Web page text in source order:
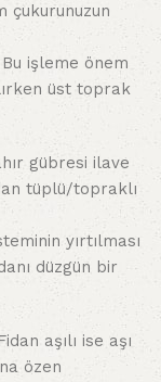
çukurunuzun
işleme önem
üst toprak
gübresi ilave
tüplü/topraklı
yırtılması
düzgün bir
aşılı ise aşı
özen